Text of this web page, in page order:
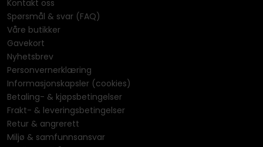
Kontakt oss
Spørsmål & svar (FAQ)
Våre butikker
Gavekort
Nyhetsbrev
Personvernerklæring
Informasjonskapsler (cookies)
Betaling- & kjøpsbetingelser
Frakt- & leveringsbetingelser
Retur & angrerett
Miljø & samfunnsansvar